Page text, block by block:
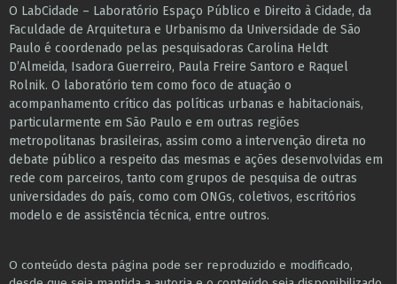
O LabCidade – Laboratório Espaço Público e Direito à Cidade, da
Faculdade de Arquitetura e Urbanismo da Universidade de São
Paulo é coordenado pelas pesquisadoras Carolina Heldt
D’Almeida, Isadora Guerreiro, Paula Freire Santoro e Raquel
Rolnik. O laboratório tem como foco de atuação o
acompanhamento crítico das políticas urbanas e habitacionais,
particularmente em São Paulo e ​em outras regiões
metropolitanas brasileiras, assim como a intervenção direta no
debate público a respeito das mesmas e ações desenvolvidas em
r​e​de com parceiros, tanto com grupos de pesquisa ​de outras
universidades do país, como com ONGs, coletivos, escritórios
modelo e de assistência técnica​, entre outros​.
O conteúdo desta página pode ser reproduzido e modificado,